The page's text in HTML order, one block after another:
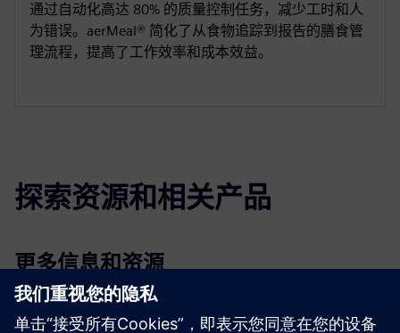
通过自动化高达 80% 的质量控制任务，减少工时和人
为错误。aerMeal® 简化了从食物追踪到报告的膳食管
理流程，提高了工作效率和成本效益。
探索资源和相关产品
更多信息和资源
AERMEAL
用于医疗保健的 AerMeal®